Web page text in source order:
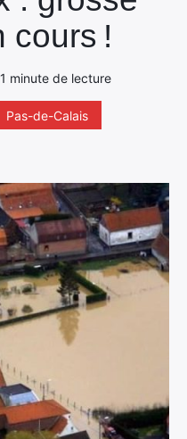
cours !
minute de lecture
Pas-de-Calais